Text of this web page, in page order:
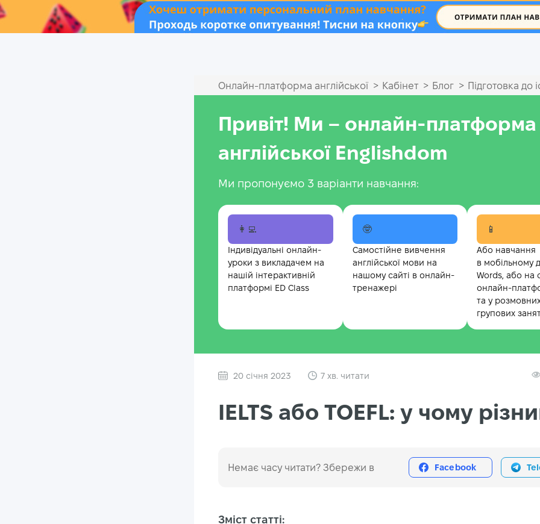
.
Онлайн‑платформа англійської > Кабінет > Блог > Підготовка до
Привіт! Ми – онлайн-платформа
англійської Englishdom
Ми пропонуємо 3 варіанти навчання:
👩‍💻
Індивідуальні онлайн-
уроки з викладачем на
нашій інтерактивній
платформі ED Class
🤓
Самостійне вивчення
англійської мови на
нашому сайті в онлайн-
тренажері
📱
Або навчання
в мобільному
Words, або на
онлайн-
та у
групових
20 січня 2023 7 хв. читати
IELTS або TOEFL: у чому
Немає часу читати? Збережи в Facebook
Зміст статті: